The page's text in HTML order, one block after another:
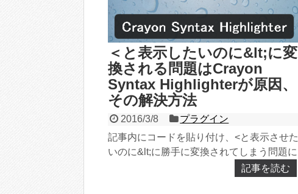
＜と表示したいのに&lt;に変
換される問題はCrayon
Syntax Highlighterが原因、
その解決方法
2016/3/8
プラグイン
記事内にコードを貼り付け、<と表示させた
いのに&lt;に勝手に変換されてしまう問題に
直面したのでその解決策。 <と&a...記事を読む